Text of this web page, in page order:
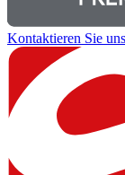
Kontaktieren Sie uns